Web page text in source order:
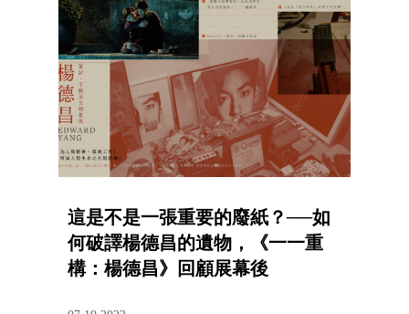
這是不是一張重要的廢紙？──如
何破譯楊德昌的遺物，《一一重
構：楊德昌》回顧展幕後